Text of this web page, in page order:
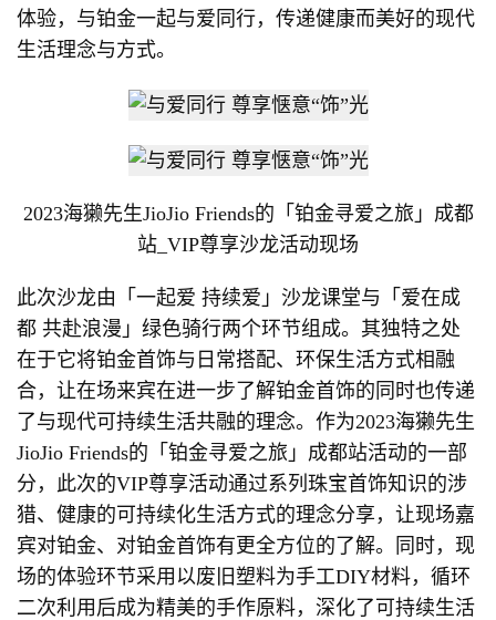
体验，与铂金一起与爱同行，传递健康而美好的现代
生活理念与方式。
2023海獭先生JioJio Friends的「铂金寻爱之旅」成都
站_VIP尊享沙龙活动现场
此次沙龙由「一起爱 持续爱」沙龙课堂与「爱在成
都 共赴浪漫」绿色骑行两个环节组成。其独特之处
在于它将铂金首饰与日常搭配、环保生活方式相融
合，让在场来宾在进一步了解铂金首饰的同时也传递
了与现代可持续生活共融的理念。作为2023海獭先生
JioJio Friends的「铂金寻爱之旅」成都站活动的一部
分，此次的VIP尊享活动通过系列珠宝首饰知识的涉
猎、健康的可持续化生活方式的理念分享，让现场嘉
宾对铂金、对铂金首饰有更全方位的了解。同时，现
场的体验环节采用以废旧塑料为手工DIY材料，循环
二次利用后成为精美的手作原料，深化了可持续生活